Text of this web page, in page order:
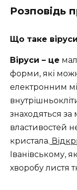
Розповідь
Що таке
Віруси – це
форми, які
електронним
знаходяться за
властивостей
кристала.
Іванівському,
хворобу листя